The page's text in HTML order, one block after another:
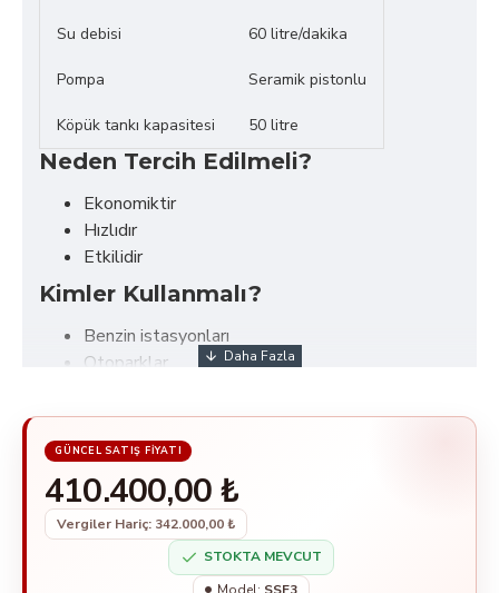
Su debisi 60 litre/dakika
Pompa Seramik pistonlu
Köpük tankı kapasitesi 50 litre
Neden Tercih Edilmeli?
Ekonomiktir
Hızlıdır
Etkilidir
Kimler Kullanmalı?
Benzin istasyonları
Otoparklar
410.400,00 ₺
Vergiler Hariç: 342.000,00 ₺
STOKTA MEVCUT
Model: SSF3